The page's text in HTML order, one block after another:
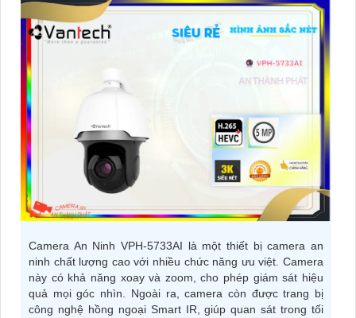
Camera An Ninh VPH-5733AI là một thiết bị camera an
ninh chất lượng cao với nhiều chức năng ưu việt. Camera
này có khả năng xoay và zoom, cho phép giám sát hiệu
quả mọi góc nhìn. Ngoài ra, camera còn được trang bị
công nghệ hồng ngoại Smart IR, giúp quan sát trong tối